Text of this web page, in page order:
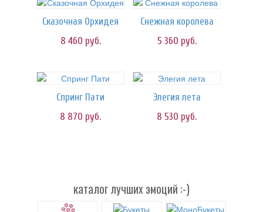
Сказочная Орхидея
8 460 руб.
Снежная королева
5 360 руб.
Спринг Пати
8 870 руб.
Элегия лета
8 530 руб.
каталог лучших эмоций :-)